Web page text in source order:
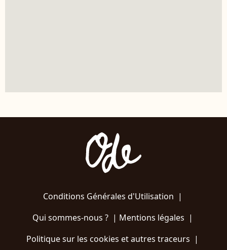
Conditions Générales d'Utilisation |
Qui sommes-nous ?| Mentions légales |
Politique sur les cookies et autres traceurs |